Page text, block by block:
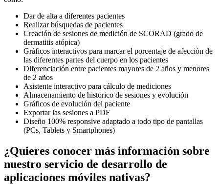
Dar de alta a diferentes pacientes
Realizar búsquedas de pacientes
Creación de sesiones de medición de SCORAD (grado de
dermatitis atópica)
Gráficos interactivos para marcar el porcentaje de afección de
las diferentes partes del cuerpo en los pacientes
Diferenciación entre pacientes mayores de 2 años y menores
de 2 años
Asistente interactivo para cálculo de mediciones
Almacenamiento de histórico de sesiones y evolución
Gráficos de evolución del paciente
Exportar las sesiones a PDF
Diseño 100% responsive adaptado a todo tipo de pantallas
(PCs, Tablets y Smartphones)
¿Quieres conocer más información sobre
nuestro servicio de desarrollo de
aplicaciones móviles nativas?